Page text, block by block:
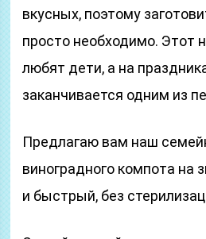
вкусных, поэтому
просто необходимо. Этот
любят дети, а на
заканчивается одним из
Предлагаю вам наш
виноградного компота на
и быстрый, без